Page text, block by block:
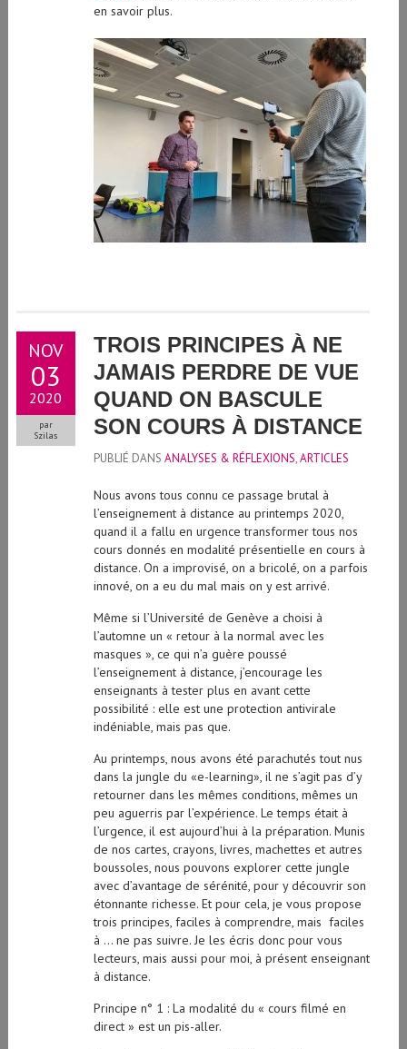
en savoir plus.
NOV
03
2020
par
Szilas
TROIS PRINCIPES À NE
JAMAIS PERDRE DE VUE
QUAND ON BASCULE
SON COURS À DISTANCE
PUBLIÉ DANS ANALYSES & RÉFLEXIONS,ARTICLES
Nous avons tous connu ce passage brutal à
l’enseignement à distance au printemps 2020,
quand il a fallu en urgence transformer tous nos
cours donnés en modalité présentielle en cours à
distance. On a improvisé, on a bricolé, on a parfois
innové, on a eu du mal mais on y est arrivé.
Même si l’Université de Genève a choisi à
l’automne un « retour à la normal avec les
masques », ce qui n’a guère poussé
l’enseignement à distance, j’encourage les
enseignants à tester plus en avant cette
possibilité : elle est une protection antivirale
indéniable, mais pas que.
Au printemps, nous avons été parachutés tout nus
dans la jungle du «e-learning», il ne s’agit pas d’y
retourner dans les mêmes conditions, mêmes un
peu aguerris par l’expérience. Le temps était à
l’urgence, il est aujourd’hui à la préparation. Munis
de nos cartes, crayons, livres, machettes et autres
boussoles, nous pouvons explorer cette jungle
avec d’avantage de sérénité, pour y découvrir son
étonnante richesse. Et pour cela, je vous propose
trois principes, faciles à comprendre, mais faciles
à … ne pas suivre. Je les écris donc pour vous
lecteurs, mais aussi pour moi, à présent enseignant
à distance.
Principe n° 1 : La modalité du « cours filmé en
direct » est un pis-aller.